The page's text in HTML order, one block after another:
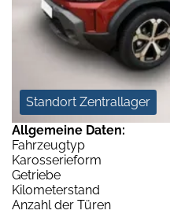
Standort Zentrallager
Allgemeine Daten:
Fahrzeugtyp
Karosserieform
Getriebe
Kilometerstand
Anzahl der Türen